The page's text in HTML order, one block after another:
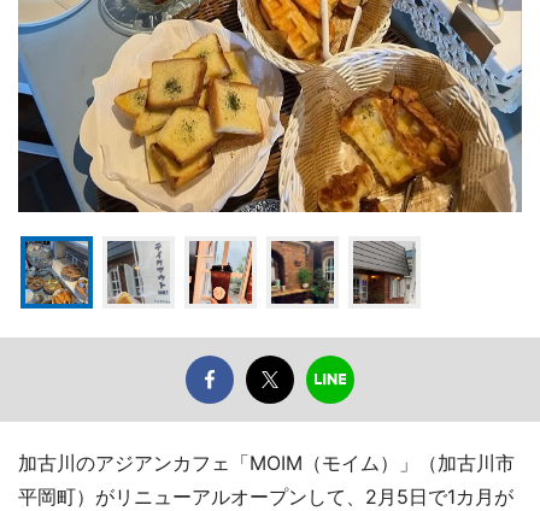
加古川のアジアンカフェ「MOIM（モイム）」（加古川市
平岡町）がリニューアルオープンして、2月5日で1カ月が